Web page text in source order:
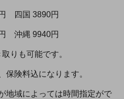
四国 3890円
沖縄 9940円
りも可能です。
保険料込になります。
域によっては時間指定がで